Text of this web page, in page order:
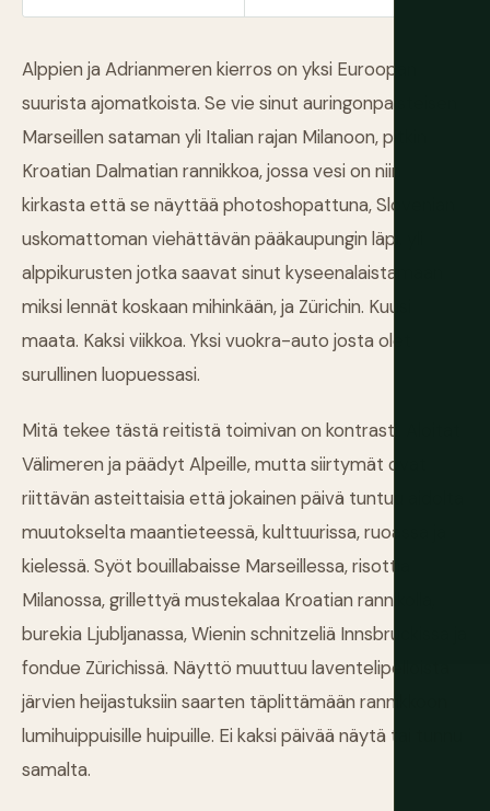
Alppien ja Adrianmeren kierros on yksi Euroopan
suurista ajomatkoista. Se vie sinut auringonpaisteisen
Marseillen sataman yli Italian rajan Milanoon, pitkin
Kroatian Dalmatian rannikkoa, jossa vesi on niin
kirkasta että se näyttää photoshopattuna, Slovenian
uskomattoman viehättävän pääkaupungin läpi, yli
alppikurusten jotka saavat sinut kyseenalaistamaan
miksi lennät koskaan mihinkään, ja Zürichin. Kuusi
maata. Kaksi viikkoa. Yksi vuokra-auto josta olet
surullinen luopuessasi.
Mitä tekee tästä reitistä toimivan on kontrasti. Aloitat
Välimeren ja päädyt Alpeille, mutta siirtymät ovat
riittävän asteittaisia että jokainen päivä tuntuu aidolta
muutokselta maantieteessä, kulttuurissa, ruoassa ja
kielessä. Syöt bouillabaisse Marseillessa, risottia
Milanossa, grillettyä mustekalaa Kroatian rannikolla,
burekia Ljubljanassa, Wienin schnitzeliä Innsbruckissa ja
fondue Zürichissä. Näyttö muuttuu laventelipelloista
järvien heijastuksiin saarten täplittämään rannikkoon
lumihuippuisille huipuille. Ei kaksi päivää näytä tai tunnu
samalta.